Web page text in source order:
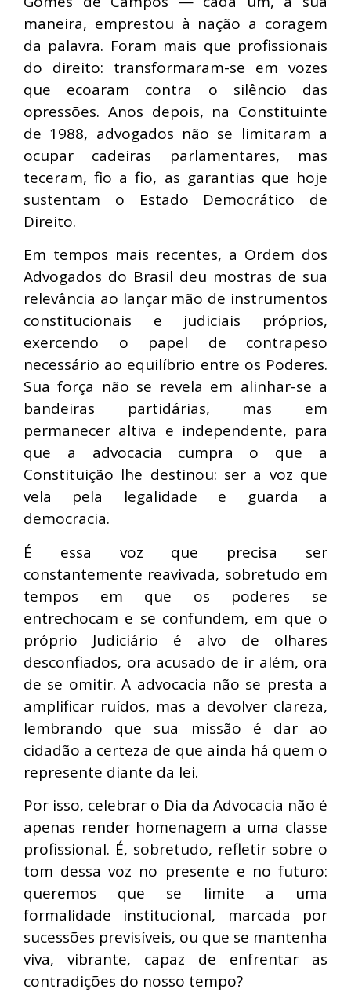
maneira, emprestou à nação a coragem
da palavra. Foram mais que profissionais
do direito: transformaram-se em vozes
que ecoaram contra o silêncio das
opressões. Anos depois, na Constituinte
de 1988, advogados não se limitaram a
ocupar cadeiras parlamentares, mas
teceram, fio a fio, as garantias que hoje
sustentam o Estado Democrático de
Direito.
Em tempos mais recentes, a Ordem dos
Advogados do Brasil deu mostras de sua
relevância ao lançar mão de instrumentos
constitucionais e judiciais próprios,
exercendo o papel de contrapeso
necessário ao equilíbrio entre os Poderes.
Sua força não se revela em alinhar-se a
bandeiras partidárias, mas em
permanecer altiva e independente, para
que a advocacia cumpra o que a
Constituição lhe destinou: ser a voz que
vela pela legalidade e guarda a
democracia.
É essa voz que precisa ser
constantemente reavivada, sobretudo em
tempos em que os poderes se
entrechocam e se confundem, em que o
próprio Judiciário é alvo de olhares
desconfiados, ora acusado de ir além, ora
de se omitir. A advocacia não se presta a
amplificar ruídos, mas a devolver clareza,
lembrando que sua missão é dar ao
cidadão a certeza de que ainda há quem o
represente diante da lei.
Por isso, celebrar o Dia da Advocacia não é
apenas render homenagem a uma classe
profissional. É, sobretudo, refletir sobre o
tom dessa voz no presente e no futuro:
queremos que se limite a uma
formalidade institucional, marcada por
sucessões previsíveis, ou que se mantenha
viva, vibrante, capaz de enfrentar as
contradições do nosso tempo?